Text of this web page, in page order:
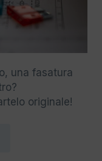
una fasatura
originale!